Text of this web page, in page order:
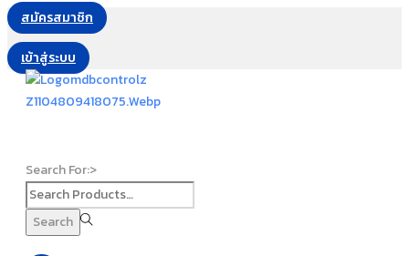
สมัครสมาชิก
เข้าสู่ระบบ
Search For:>
Search